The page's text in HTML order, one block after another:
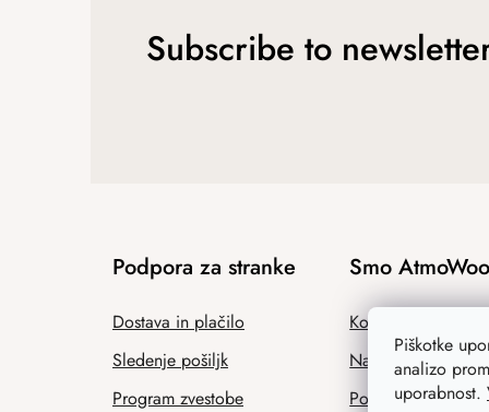
Piškotke
analizo
uporabnost.
Subscribe to
Podpora za stranke
Dostava in plačilo
Sledenje pošiljk
Program zvestobe
Smo
Kontakt
Naša zgodba
Ponudba za